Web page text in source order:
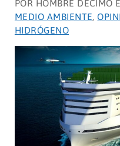
POR HOMBRE DÉCIMO
MEDIO AMBIENTE
HIDRÓGENO